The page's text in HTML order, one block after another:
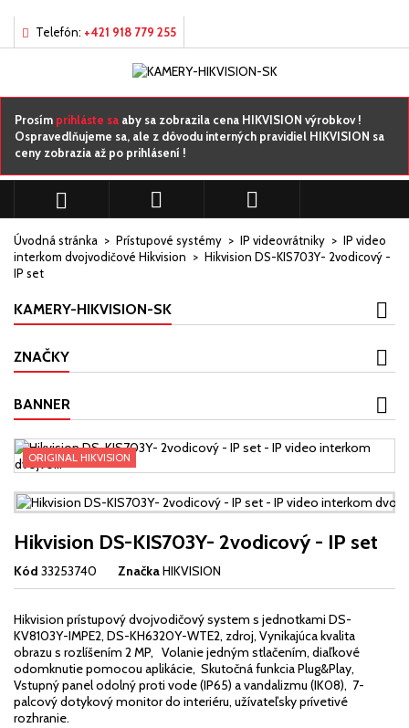
Telefón: +421 918 779 255
Prosím prihláste sa aby sa zobrazila cena HIKVISION výrobkov !
Ospravedlňujeme sa, ale z dôvodu interných pravidiel HIKVISION sa
ceny zobrazia až po prihlásení !
  
Úvodná stránka Prístupové systémy IP videovrátniky
IP video
interkom dvojvodičové Hikvision
Hikvision DS-KIS703Y- 2vodicový -
IP set
KAMERY-HIKVISION-SK
ZNAČKY
BANNER
ORIGINAL HIKVISION
Hikvision DS-KIS703Y- 2vodicový - IP set
Kód 33253740 ZnačkaHIKVISION
Hikvision prístupový dvojvodičový system s jednotkami DS-
KV8103Y-IMPE2, DS-KH6320Y-WTE2, zdroj, Vynikajúca kvalita
obrazu s rozlíšením 2 MP, Volanie jedným stlačením, diaľkové
odomknutie pomocou aplikácie, Skutočná funkcia Plug&Play,
Vstupný panel odolný proti vode (IP65) a vandalizmu (IK08), 7-
palcový dotykový monitor do interiéru, užívateľsky prívetivé
rozhranie.
Môj zoznamy prianí
add_circle_outline
Vytvorte nový zoznam
Vytvoriť zoznam želaní
Zrušiť Vytvoriť zoznam želaní
Prihlásiť sa
Musíte byť prihlásený, aby ste si mohli výrobky uložiť do
svojho zoznamu želaní.